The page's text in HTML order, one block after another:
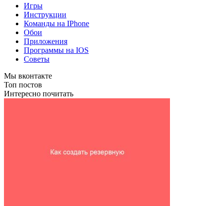
Игры
Инструкции
Команды на IPhone
Обои
Приложения
Программы на IOS
Советы
Мы вконтакте
Топ постов
Интересно почитать